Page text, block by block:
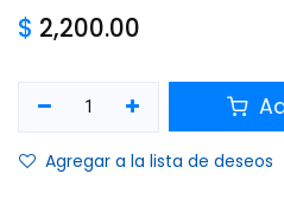
$ 2,200.00
Agregar a la lista de deseos